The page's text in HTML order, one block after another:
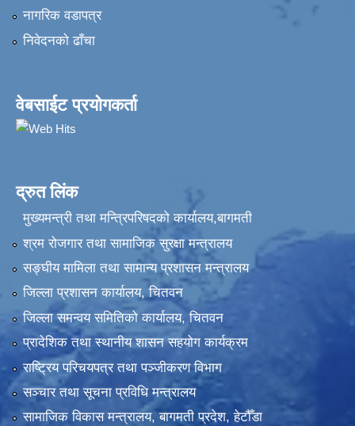
नागरिक वडापत्र
निवेदनकाे ढाँचा
वेबसाईट प्रयोगकर्ता
द्रुत लिंक
मुख्यमन्त्री तथा मन्त्रिपरिषदको कार्यालय,बागमती
श्रम रोजगार तथा सामाजिक सुरक्षा मन्त्रालय
सङ्‍घीय मामिला तथा सामान्य प्रशासन मन्त्रालय
जिल्ला प्रशासन कार्यालय, चितवन
जिल्ला समन्वय समितिको कार्यालय, चितवन
प्रादेशिक तथा स्थानीय शासन सहयोग कार्यक्रम
राष्ट्रिय परिचयपत्र तथा पञ्‍जीकरण विभाग
सञ्‍चार तथा सूचना प्रविधि मन्त्रालय
सामाजिक विकास मन्त्रालय, बागमती प्रदेश, हेटौँडा